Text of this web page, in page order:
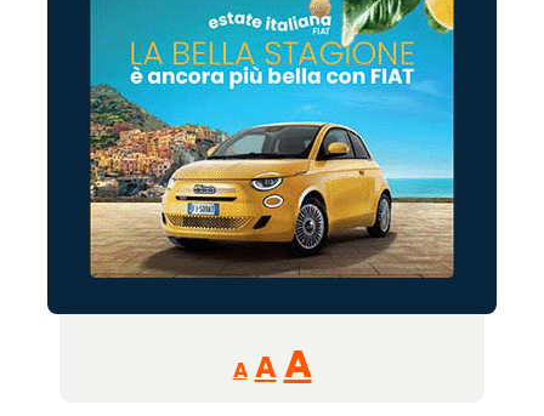
A
Reducir
tamaño
A Restablecer
AAumentar